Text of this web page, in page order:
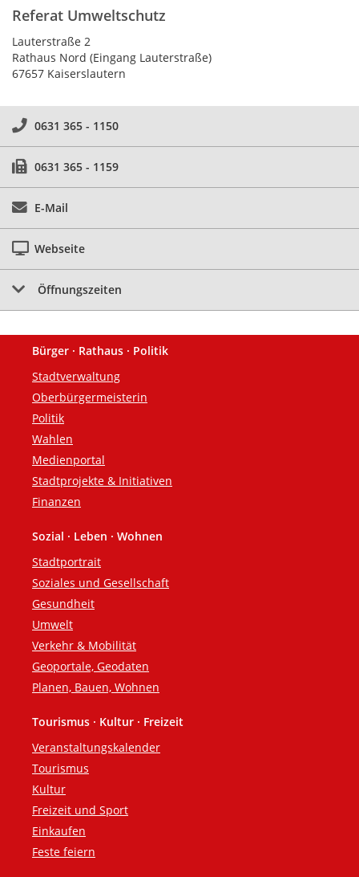
Referat Umweltschutz
Lauterstraße 2
Rathaus Nord (Eingang Lauterstraße)
67657 Kaiserslautern
0631 365 - 1150
0631 365 - 1159
E-Mail
Webseite
Öffnungszeiten
Fußzeile
Bürger · Rathaus · Politik
Stadtverwaltung
Oberbürgermeisterin
Politik
Wahlen
Medienportal
Stadtprojekte & Initiativen
Finanzen
Sozial · Leben · Wohnen
Stadtportrait
Soziales und Gesellschaft
Gesundheit
Umwelt
Verkehr & Mobilität
Geoportale, Geodaten
Planen, Bauen, Wohnen
Tourismus · Kultur · Freizeit
Veranstaltungskalender
Tourismus
Kultur
Freizeit und Sport
Einkaufen
Feste feiern